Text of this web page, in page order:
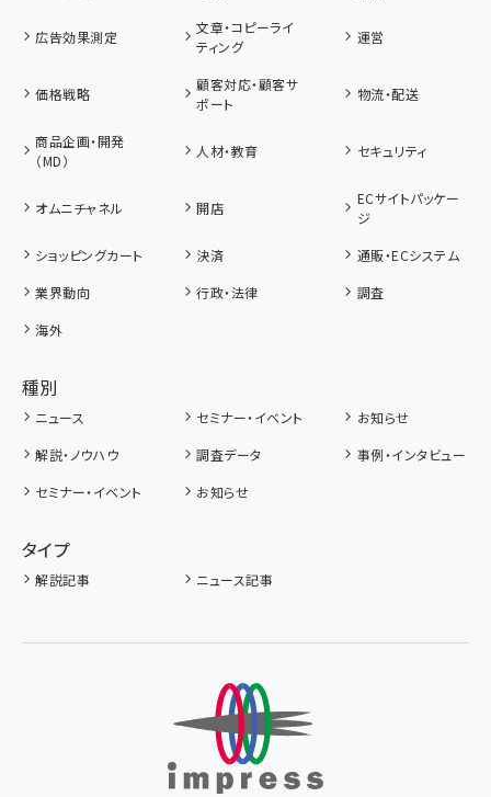
広告効果測定
文章・コピーライ
ティング
運営
価格戦略
顧客対応・顧客サ
ポート
物流・配送
商品企画・開発
（MD）
人材・教育 セキュリティ
オムニチャネル 開店
ECサイトパッケー
ジ
ショッピングカート
決済
通販・ECシステム
業界動向
行政・法律
調査
海外
種別
ニュース セミナー・イベント
お知らせ
解説・ノウハウ
調査データ
事例・インタビュー
セミナー・イベント
お知らせ
タイプ
解説記事 ニュース記事